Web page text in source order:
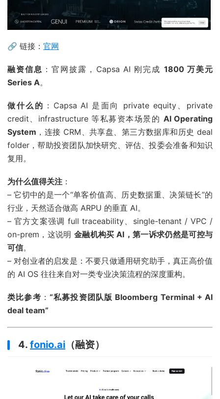
🔗 链接： 官网
融资信息 ：官网披露，Capsa AI 刚完成 1800 万美元
Series A。
做什么的 ：Capsa AI 是面向 private equity、private
credit、infrastructure 等私募资本场景的 AI Operating
System ，连接 CRM、共享盘、第三方数据库和历史 deal
folder，帮助投资团队加快研究、评估、投委会准备和知识
复用。
为什么值得关注 ：
– 它切中的是一个“单客价值高、历史数据重、决策链长”的
行业，天然适合做高 ARPU 的垂直 AI。
– 官方文案强调 full traceability、single-tenant / VPC /
on-prem，这说明金融机构买 AI，第一诉求仍然是可控与
可信。
– 对创业者的启发是：不要只做通用研究助手，真正高价值
的 AI OS 往往来自对一类专业决策流程的深度重构。
类比参考 ： “私募投资团队版 Bloomberg Terminal + AI
deal team”
4. fonio.ai （融资）